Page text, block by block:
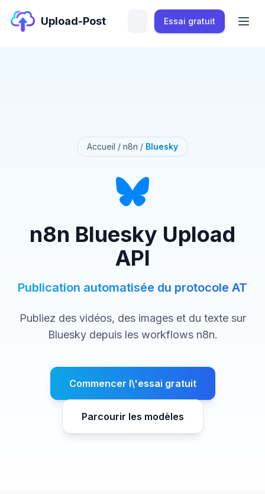
Upload-Post Essai gratuit
Accueil / n8n / Bluesky
n8n Bluesky Upload
API
Publication automatisée du protocole AT
Publiez des vidéos, des images et du texte sur
Bluesky depuis les workflows n8n.
Commencer l\'essai gratuit
Parcourir les modèles